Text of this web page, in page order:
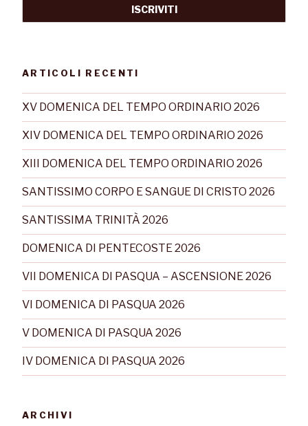
ARTICOLI RECENTI
XV DOMENICA DEL TEMPO ORDINARIO 2026
XIV DOMENICA DEL TEMPO ORDINARIO 2026
XIII DOMENICA DEL TEMPO ORDINARIO 2026
SANTISSIMO CORPO E SANGUE DI CRISTO 2026
SANTISSIMA TRINITÀ 2026
DOMENICA DI PENTECOSTE 2026
VII DOMENICA DI PASQUA – ASCENSIONE 2026
VI DOMENICA DI PASQUA 2026
V DOMENICA DI PASQUA 2026
IV DOMENICA DI PASQUA 2026
ARCHIVI